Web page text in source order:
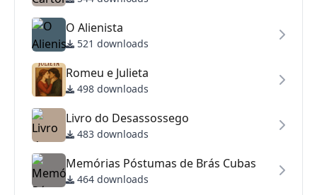
O Alienista
521 downloads
Romeu e Julieta
498 downloads
Livro do Desassossego
483 downloads
Memórias Póstumas de Brás Cubas
464 downloads